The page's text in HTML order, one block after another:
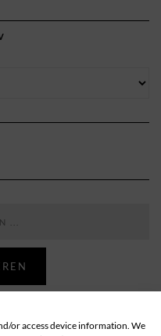
or access device information. We